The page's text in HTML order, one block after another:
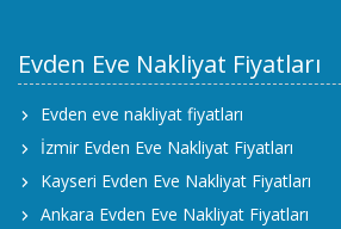
Evden Eve Nakliyat Fiyatları
Evden eve nakliyat fiyatları
İzmir Evden Eve Nakliyat Fiyatları
Kayseri Evden Eve Nakliyat Fiyatları
Ankara Evden Eve Nakliyat Fiyatları